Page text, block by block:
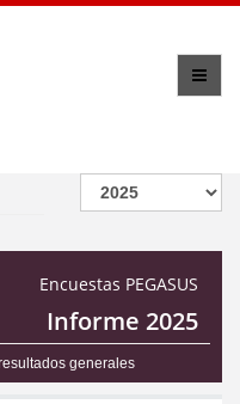
Encuestas PEGASUS
Informe 2025
generales